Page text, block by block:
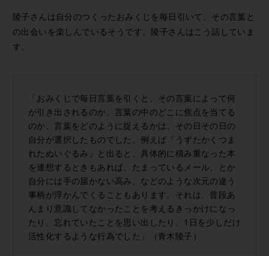
陵子さんは自分のつくったおみくじを毎日引いて、その言葉と
の出会いを楽しんでいるそうです。陵子さんはこう話していま
す。
「おみくじで毎日言葉を引くと、その言葉によって何
が引き出されるのか。言葉の中のどこに焦点を当てる
のか、言葉をどのように捉えるかは、その日その日の
自分が選択したものでした。例えば『うずたかくつま
れたぬいぐるみ』と出ると、具体的に積み重なった本
を連想するときもあれば、たまっているメール、とか
自分には手の届かない高み、などのような次元の違う
事柄が浮かんでくることもあります。それは、普段あ
んまり意識してなかったことを考えるきっかけになっ
たり、忘れていたことを思い出したり、1日を少しだけ
活性化するような行為でした」（青木陵子）